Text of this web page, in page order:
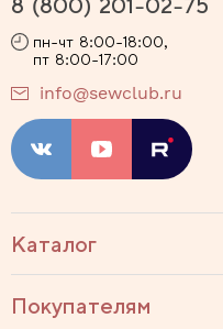
Каталог
Покупателям
8 (800) 201-02-75
пн-чт 8:00-18:00,
пт 8:00-17:00
info@sewclub.ru